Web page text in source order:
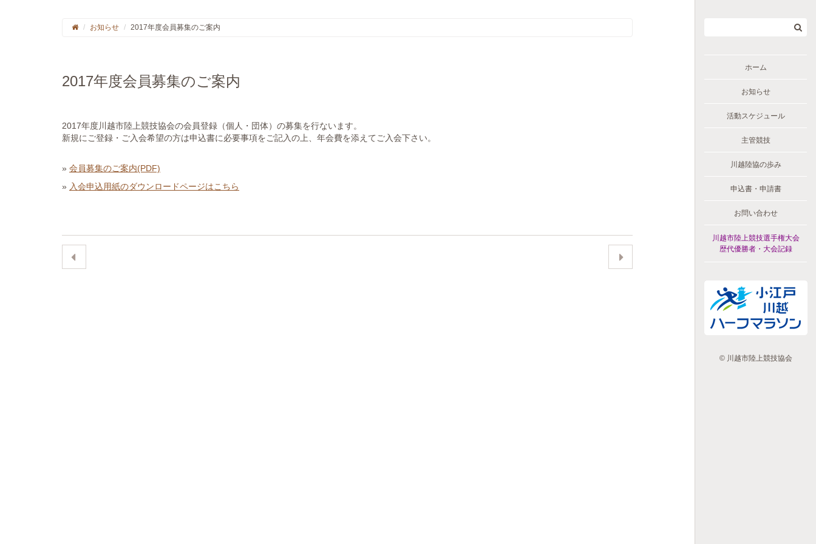
ホーム
お知らせ
活動スケジュール
主管競技
川越陸協の歩み
申込書・申請書
お問い合わせ
川越市陸上競技選手権大会
歴代優勝者・大会記録
© 川越市陸上競技協会
お知らせ 2017年度会員募集のご案内
2017年度会員募集のご案内
2017年度川越市陸上競技協会の会員登録（個人・団体）の募集を行ないます。
新規にご登録・ご入会希望の方は申込書に必要事項をご記入の上、年会費を添えてご入会下さい。
» 会員募集のご案内(PDF)
» 入会申込用紙のダウンロードページはこちら